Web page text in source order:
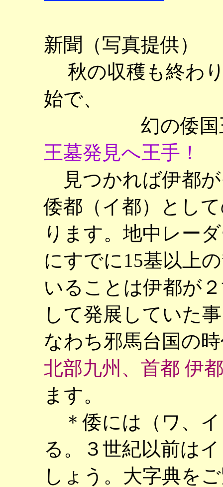
新聞（写真提供）
秋の収穫も終わ
始で、
幻の倭国
王墓発見へ王手！
見つかれば伊都
倭都（イ都）とし
ります。地中レー
にすでに15基以上
いることは伊都が
して発展していた
なわち邪馬台国の
北部九州、首都 伊
ます。
＊倭には（ワ、
る。３世紀以前は
しょう。大字典を